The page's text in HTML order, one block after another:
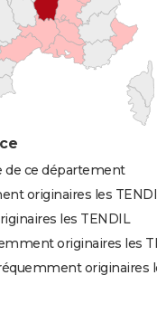
de ce département
originaires les TENDIL
les TENDIL
originaires les
originaires